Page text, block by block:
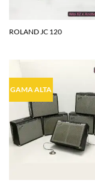
ROLAND JC 120
GAMA ALTA